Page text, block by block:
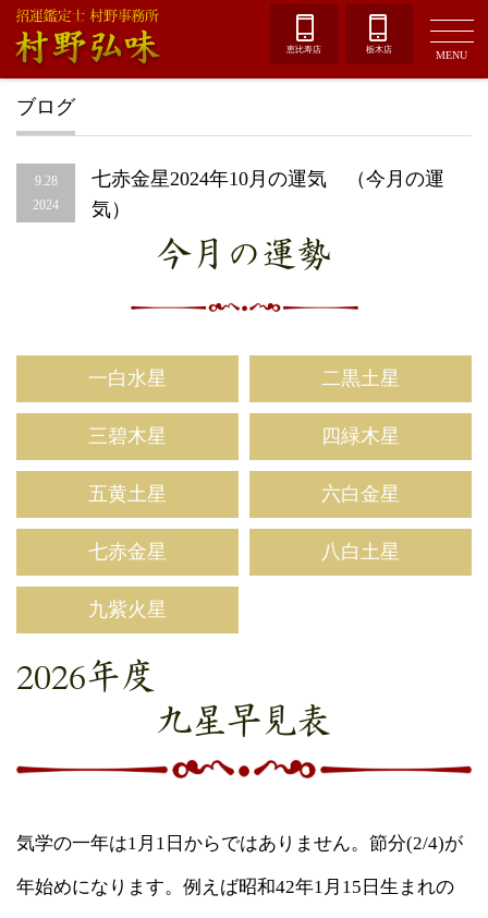
恵比寿店 栃木店 MENU
ブログ
9.28
2024
七赤金星2024年10月の運気 （今月の運
気）
今月の運勢
一白水星 二黒土星
三碧木星 四緑木星
五黄土星 六白金星
七赤金星 八白土星
九紫火星
2026年度
九星早見表
気学の一年は1月1日からではありません。節分(2/4)が
年始めになります。例えば昭和42年1月15日生まれの